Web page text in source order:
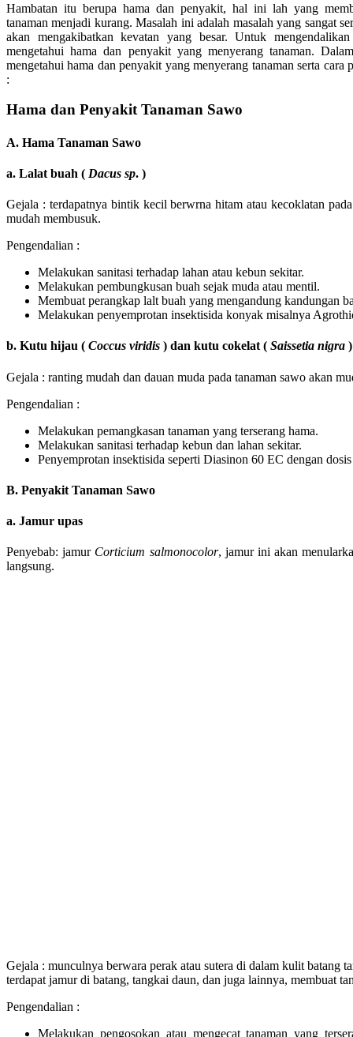
Hambatan itu berupa hama dan penyakit, hal ini lah yang
tanaman menjadi kurang. Masalah ini adalah masalah yang sangat
akan mengakibatkan kevatan yang besar. Untuk
mengetahui hama dan penyakit yang menyerang tanaman.
mengetahui hama dan penyakit yang menyerang tanaman serta cara
:
Hama dan Penyakit Tanaman Sawo
A. Hama Tanaman Sawo
a. Lalat buah ( Dacus sp. )
Gejala : terdapatnya bintik kecil berwrna hitam atau kecoklatan
mudah membusuk.
Pengendalian :
Melakukan sanitasi terhadap lahan atau kebun sekitar.
Melakukan pembungkusan buah sejak muda atau mentil.
Membuat perangkap lalt buah yang mengandung kandungan
Melakukan penyemprotan insektisida konyak misalnya
b. Kutu hijau ( Coccus viridis ) dan kutu cokelat ( Saissetia nigra )
Gejala : ranting mudah dan dauan muda pada tanaman sawo akan
Pengendalian :
Melakukan pemangkasan tanaman yang terserang hama.
Melakukan sanitasi terhadap kebun dan lahan sekitar.
Penyemprotan insektisida seperti Diasinon 60 EC dengan
B. Penyakit Tanaman Sawo
a. Jamur upas
Penyebab: jamur Corticium salmonocolor, jamur ini akan
langsung.
Gejala : munculnya berwara perak atau sutera di dalam kulit batang
terdapat jamur di batang, tangkai daun, dan juga lainnya, membuat
Pengendalian :
Melakukan pengosokan atau mengecat tanaman yang